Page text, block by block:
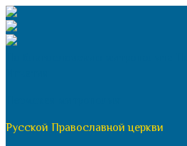
Перейти
к
содержимому
Русской Православной церкви